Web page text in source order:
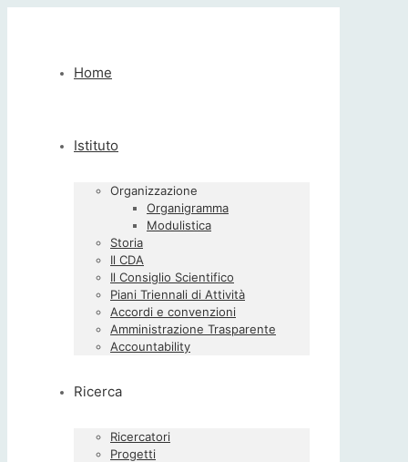
Home
Istituto
Organizzazione
Organigramma
Modulistica
Storia
Il CDA
Il Consiglio Scientifico
Piani Triennali di Attività
Accordi e convenzioni
Amministrazione Trasparente
Accountability
Ricerca
Ricercatori
Progetti